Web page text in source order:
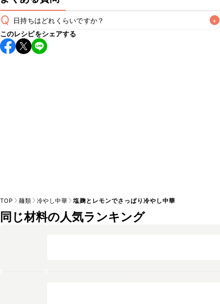
Q 日持ちはどれくらいですか？ +
こちらのレシピは出来たてをお召し上がりいただくことをお
すすめします。
このレシピをシェアする
TOP 麺類 冷やし中華 塩麹とレモンでさっぱり冷やし中華
同じ材料の人気ランキング